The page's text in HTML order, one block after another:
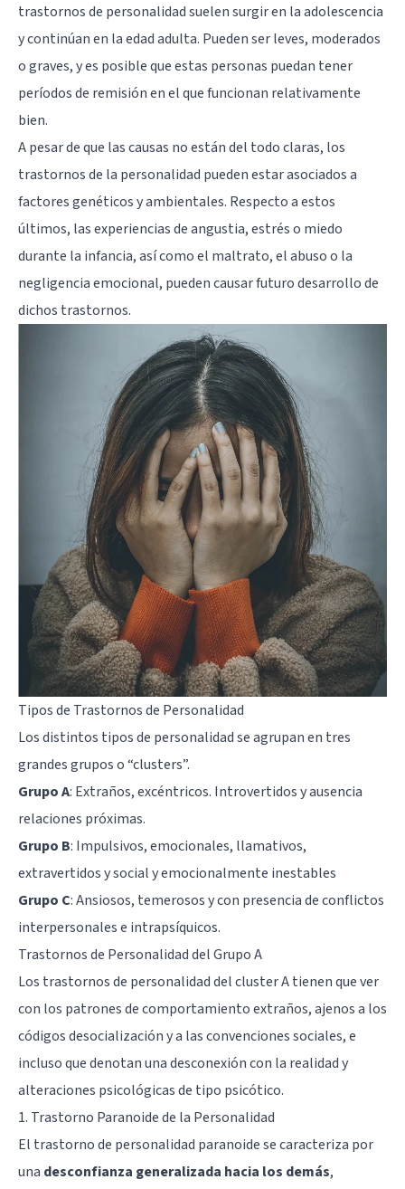
trastornos de personalidad suelen surgir en la adolescencia
y continúan en la edad adulta. Pueden ser leves, moderados
o graves, y es posible que estas personas puedan tener
períodos de remisión en el que funcionan relativamente
bien.
A pesar de que las causas no están del todo claras, los
trastornos de la personalidad pueden estar asociados a
factores genéticos y ambientales. Respecto a estos
últimos, las experiencias de angustia, estrés o miedo
durante la infancia, así como el maltrato, el abuso o la
negligencia emocional, pueden causar futuro desarrollo de
dichos trastornos.
Tipos de Trastornos de Personalidad
Los distintos tipos de personalidad se agrupan en tres
grandes grupos o “clusters”.
Grupo A: Extraños, excéntricos. Introvertidos y ausencia
relaciones próximas.
Grupo B: Impulsivos, emocionales, llamativos,
extravertidos y social y emocionalmente inestables
Grupo C: Ansiosos, temerosos y con presencia de conflictos
interpersonales e intrapsíquicos.
Trastornos de Personalidad del Grupo A
Los trastornos de personalidad del cluster A tienen que ver
con los patrones de comportamiento extraños, ajenos a los
códigos desocialización y a las convenciones sociales, e
incluso que denotan una desconexión con la realidad y
alteraciones psicológicas de tipo psicótico.
1. Trastorno Paranoide de la Personalidad
El trastorno de personalidad paranoidese caracteriza por
una desconfianza generalizada hacia los demás,